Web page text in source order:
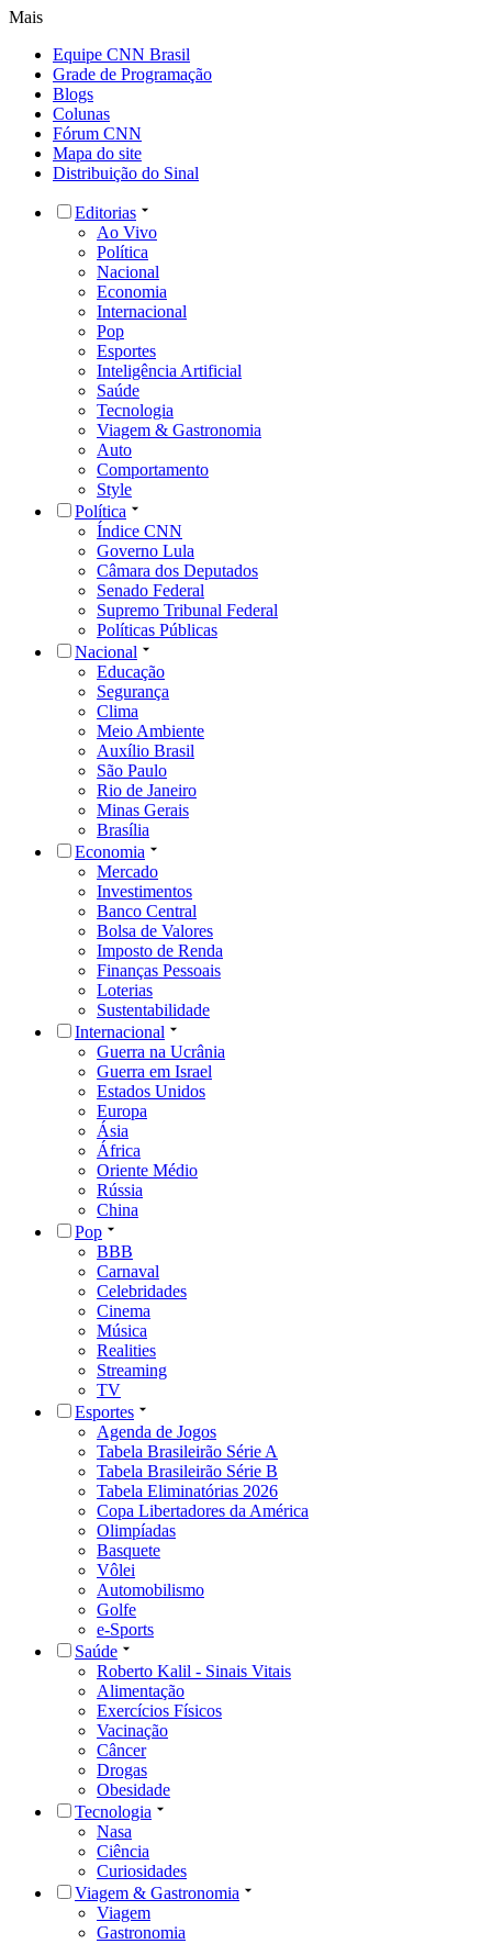
Mais
Equipe CNN Brasil
Grade de Programação
Blogs
Colunas
Fórum CNN
Mapa do site
Distribuição do Sinal
Editorias
Ao Vivo
Política
Nacional
Economia
Internacional
Pop
Esportes
Inteligência Artificial
Saúde
Tecnologia
Viagem & Gastronomia
Auto
Comportamento
Style
Política
Índice CNN
Governo Lula
Câmara dos Deputados
Senado Federal
Supremo Tribunal Federal
Políticas Públicas
Nacional
Educação
Segurança
Clima
Meio Ambiente
Auxílio Brasil
São Paulo
Rio de Janeiro
Minas Gerais
Brasília
Economia
Mercado
Investimentos
Banco Central
Bolsa de Valores
Imposto de Renda
Finanças Pessoais
Loterias
Sustentabilidade
Internacional
Guerra na Ucrânia
Guerra em Israel
Estados Unidos
Europa
Ásia
África
Oriente Médio
Rússia
China
Pop
BBB
Carnaval
Celebridades
Cinema
Música
Realities
Streaming
TV
Esportes
Agenda de Jogos
Tabela Brasileirão Série A
Tabela Brasileirão Série B
Tabela Eliminatórias 2026
Copa Libertadores da América
Olimpíadas
Basquete
Vôlei
Automobilismo
Golfe
e-Sports
Saúde
Roberto Kalil - Sinais Vitais
Alimentação
Exercícios Físicos
Vacinação
Câncer
Drogas
Obesidade
Tecnologia
Nasa
Ciência
Curiosidades
Viagem & Gastronomia
Viagem
Gastronomia